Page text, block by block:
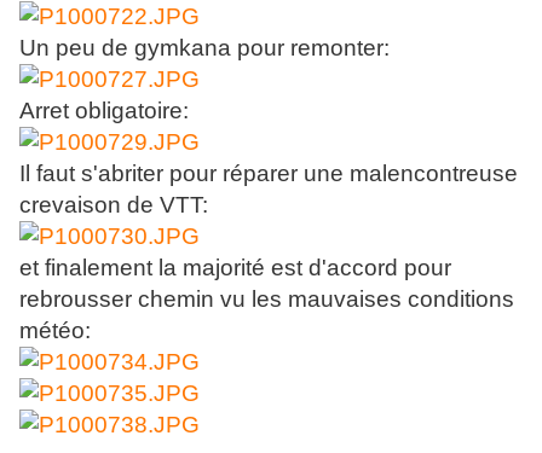
Un peu de gymkana pour remonter:
Arret obligatoire:
Il faut s'abriter pour réparer une malencontreuse
crevaison de VTT:
et finalement la majorité est d'accord pour
rebrousser chemin vu les mauvaises conditions
météo: